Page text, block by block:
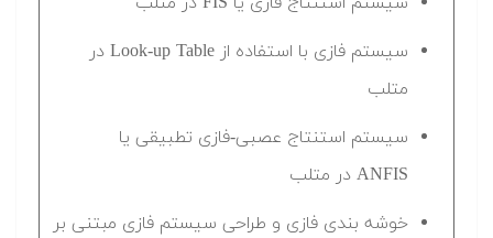
سیستم فازی با استفاده از Look-up Table در
متلب
سیستم استنتاج عصبی-فازی تطبیقی یا
ANFIS در متلب
خوشه بندی فازی و طراحی سیستم فازی مبتنی بر